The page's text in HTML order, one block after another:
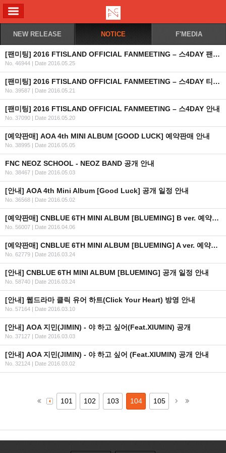
NEW RELEASE NOTICE F'MEDIA
[팬미팅] 2016 FTISLAND OFFICIAL FANMEETING – 스4DAY 팬클럽 인증 및 예매 URL 안내
No. 46944 | Date 2016.05.25
[팬미팅] 2016 FTISLAND OFFICIAL FANMEETING – 스4DAY 티켓예매안내
No. 39587 | Date 2016.05.21
[팬미팅] 2016 FTISLAND OFFICIAL FANMEETING – 스4DAY 안내
No. 37090 | Date 2016.05.20
[예약판매] AOA 4th MINI ALBUM [GOOD LUCK] 예약판매 안내
No. 38995 | Date 2016.05.05
FNC NEOZ SCHOOL - NEOZ BAND 공개 안내
No. 38467 | Date 2016.05.03
[안내] AOA 4th Mini Album [Good Luck] 공개 일정 안내
No. 36568 | Date 2016.05.02
[예약판매] CNBLUE 6TH MINI ALBUM [BLUEMING] B ver. 예약판매 안내
No. 56007 | Date 2016.04.06
[예약판매] CNBLUE 6TH MINI ALBUM [BLUEMING] A ver. 예약판매 안내
No. 62779 | Date 2016.03.24
[안내] CNBLUE 6TH MINI ALBUM [BLUEMING] 공개 일정 안내
No. 58740 | Date 2016.03.24
[안내] 웹드라마 클릭 유어 하트(Click Your Heart) 방영 안내
No. 57164 | Date 2016.03.10
[안내] AOA 지민(JIMIN) - 야 하고 싶어(Feat.XIUMIN) 공개
No. 37127 | Date 2016.03.03
[안내] AOA 지민(JIMIN) - 야 하고 싶어 (Feat.XIUMIN) 공개 안내
No. 32124 | Date 2016.03.02
101 102 103 104 105